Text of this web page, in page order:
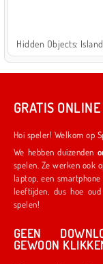
Hidden Objects:
GRATIS
Hoi speler! Welkom op
We hebben duizenden
spelen. Ze werken ook
laptop, een smartphone of een tablet. We hebben iets voor spelers van alle
leeftijden, dus hoe oud je ook
spelen!
GEEN
GEWOON